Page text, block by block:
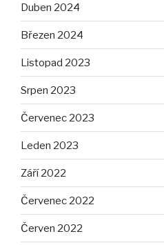
Duben 2024
Březen 2024
Listopad 2023
Srpen 2023
Červenec 2023
Leden 2023
Září 2022
Červenec 2022
Červen 2022